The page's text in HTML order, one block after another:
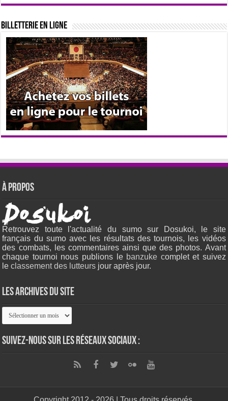
Billetterie en ligne
À propos
Retrouvez toute l'actualité du sumo sur Dosukoi, le site
français du sumo avec les résultats des tournois, les vidéos
des combats, les commentaires ainsi que des photos. Avant
chaque tournoi nous publions le banzuke complet et suivez
leclassement des lutteurs jour après jour.
Les archives du site
Les
archives
site
Suivez-nous sur les réseaux sociaux :